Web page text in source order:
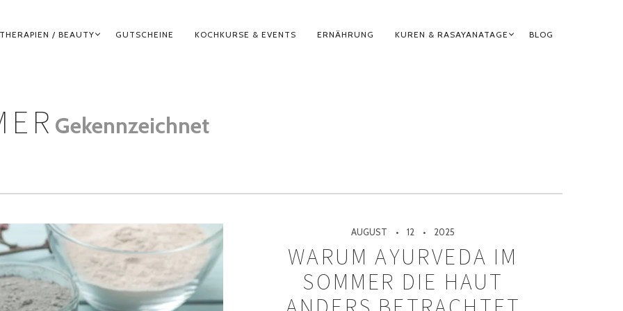
/ BEAUTY GUTSCHEINE KOCHKURSE & EVENTS ERNÄHRUNG KUREN & RASAYANATAGE BLOG
Gekennzeichnet
AUGUST 12 2025
WARUM AYURVEDA IM
SOMMER DIE HAUT